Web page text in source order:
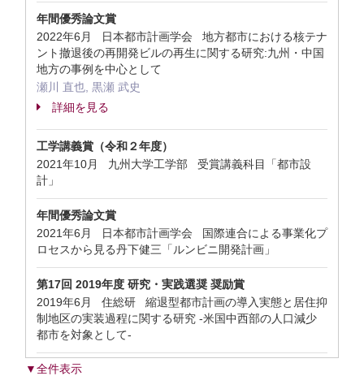
年間優秀論文賞
2022年6月 日本都市計画学会 地方都市における核テナ
ント撤退後の再開発ビルの再生に関する研究:九州・中国
地方の事例を中心として
瀬川 直也, 黒瀬 武史
詳細を見る
工学講義賞（令和２年度）
2021年10月 九州大学工学部 受賞講義科目「都市設
計」
年間優秀論文賞
2021年6月 日本都市計画学会 国際連合による事業化プ
ロセスから見る丹下健三「ルンビニ開発計画」
第17回 2019年度 研究・実践選奨 奨励賞
2019年6月 住総研 縮退型都市計画の導入実態と居住抑
制地区の実装過程に関する研究 -米国中西部の人口減少
都市を対象として-
▼全件表示